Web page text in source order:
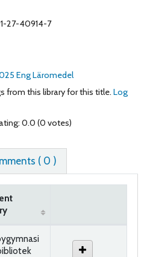
27-40914-7
Eng Läromedel
from this library for this title. Log
0.0 (0 votes)
( 0 )